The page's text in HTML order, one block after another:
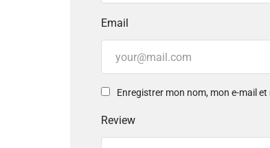
Email
Enregistrer mon nom, mon e-mail
Review